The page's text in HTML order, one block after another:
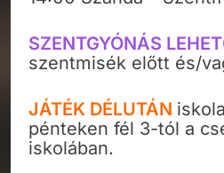
SZENTGYÓNÁS
szentmisék előtt és/
JÁTÉK DÉLUTÁN
pénteken fél 3-tól a
iskolában.